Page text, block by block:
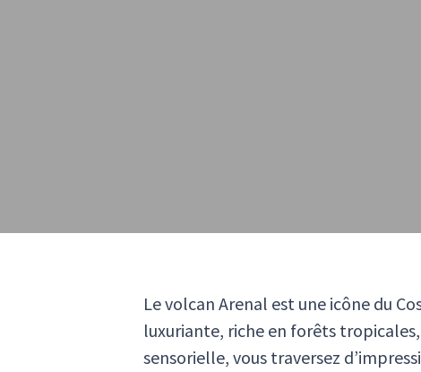
Le volcan Arenal est une icône du
luxuriante, riche en forêts
sensorielle, vous traversez